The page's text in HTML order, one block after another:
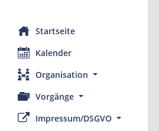
Startseite
Kalender
Organisation
Vorgänge
Impressum/DSGVO